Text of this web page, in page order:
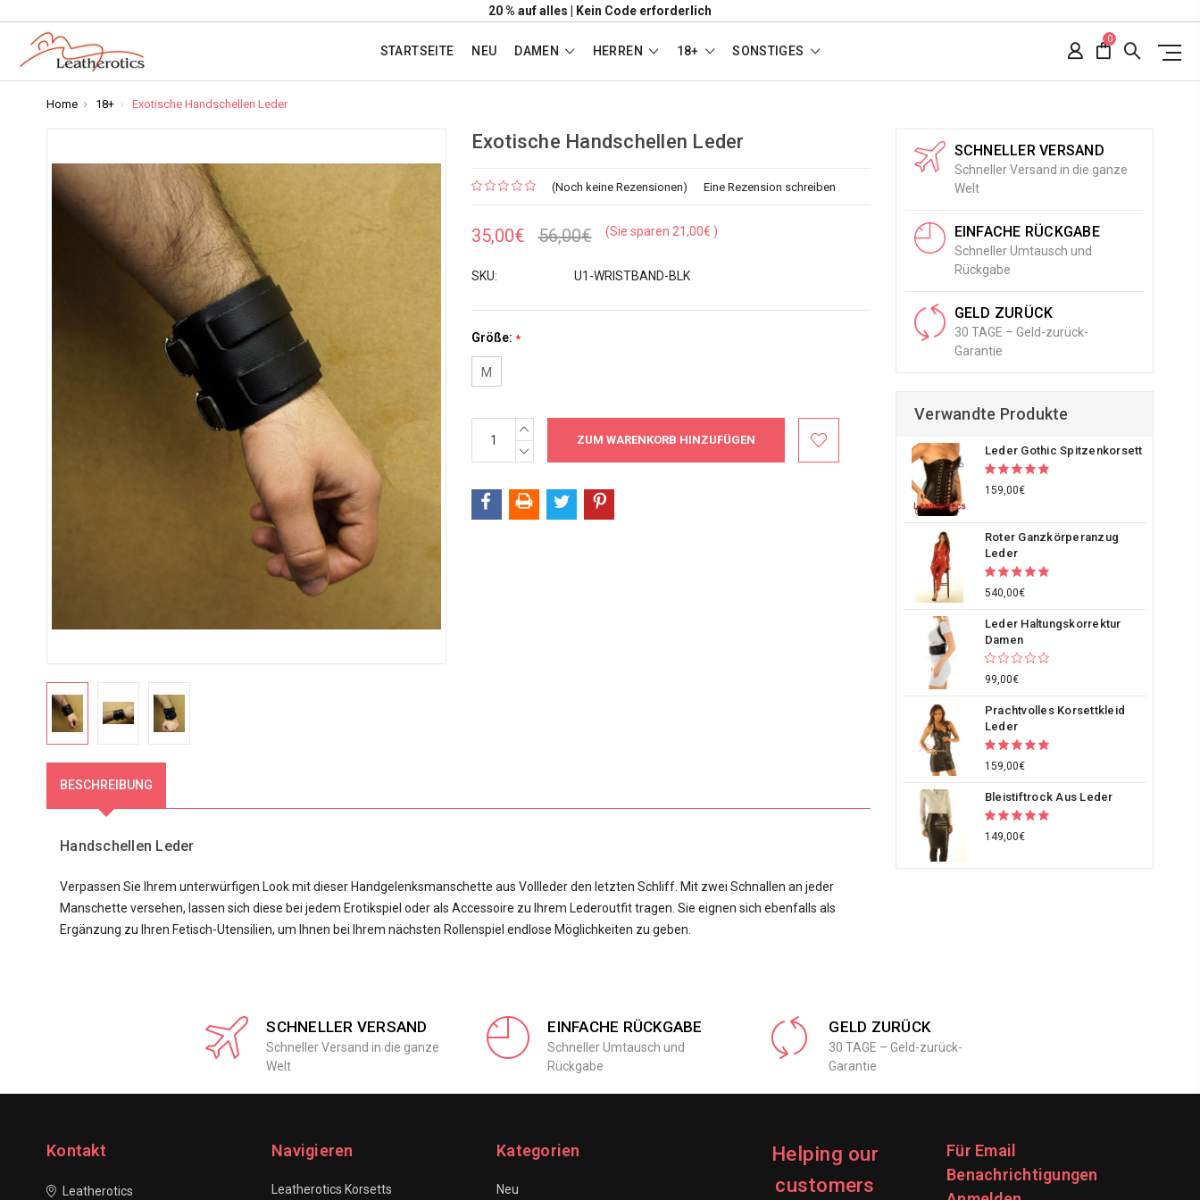
20 % auf alles | Kein Code erforderlich
STARTSEITE NEU DAMEN HERREN 18+ SONSTIGES
0
Home 18+ Exotische Handschellen Leder
Exotische Handschellen Leder
(Noch keine Rezensionen) Eine Rezension schreiben
35,00€ 56,00€ (Sie sparen 21,00€ )
SKU: U1-WRISTBAND-BLK
Größe: *
M
Aktueller
Bestand:
MENGE
ERHÖHEN:
MENGE
VERRINGERN:
BESCHREIBUNG
Handschellen Leder
Verpassen Sie Ihrem unterwürfigen Look mit dieser Handgelenksmanschette aus Vollleder den letzten Schliff. Mit zwei Schnallen an jeder
Manschette versehen, lassen sich diese bei jedem Erotikspiel oder als Accessoire zu Ihrem Lederoutfit tragen. Sie eignen sich ebenfalls als
Ergänzung zu Ihren Fetisch-Utensilien, um Ihnen bei Ihrem nächsten Rollenspiel endlose Möglichkeiten zu geben.
SCHNELLER VERSAND
Schneller Versand in die ganze
Welt
EINFACHE RÜCKGABE
Schneller Umtausch und
Rückgabe
GELD ZURÜCK
30 TAGE – Geld-zurück-
Garantie
Verwandte Produkte
Leder Gothic Spitzenkorsett
159,00€
Roter Ganzkörperanzug
Leder
540,00€
Leder Haltungskorrektur
Damen
99,00€
Prachtvolles Korsettkleid
Leder
159,00€
Bleistiftrock Aus Leder
149,00€
SCHNELLER VERSAND
Schneller Versand in die ganze
Welt
EINFACHE RÜCKGABE
Schneller Umtausch und
Rückgabe
GELD ZURÜCK
30 TAGE – Geld-zurück-
Garantie
Kontakt
Leatherotics
Navigieren
Leatherotics Korsetts
Kategorien
Neu
Helping our
customers
Für Email
Benachrichtigungen